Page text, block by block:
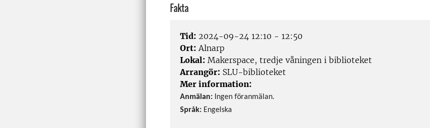
Fakta
Tid: 2024-09-24 12:10 - 12:50
Ort: Alnarp
Lokal: Makerspace, tredje våningen i biblioteket
Arrangör: SLU-biblioteket
Mer information:
Anmälan: Ingen föranmälan.
Språk: Engelska